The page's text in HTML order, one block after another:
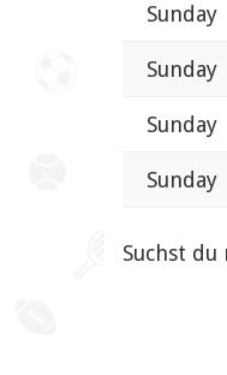
Sunday
Sunday
Sunday
Sunday
Suchst